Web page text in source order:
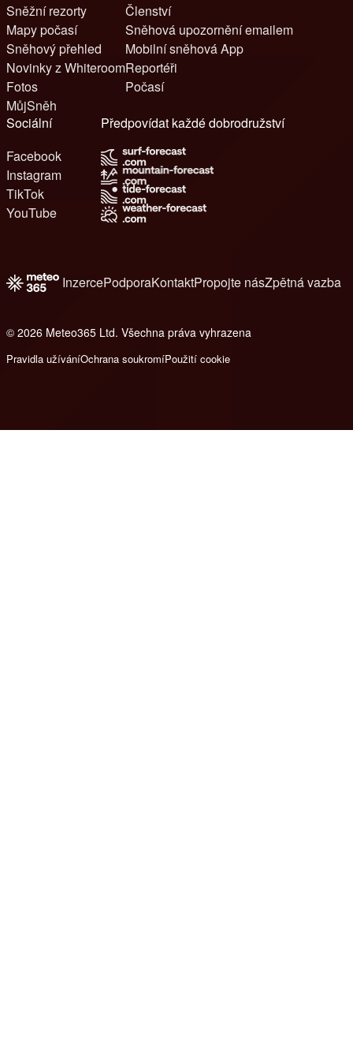
Sněžní rezorty
Mapy počasí
Sněhový přehled
Novinky z Whiteroom
Fotos
MůjSněh
Členství
Sněhová upozornění emailem
Mobilní sněhová App
Reportéři
Počasí
Sociální
Facebook
Instagram
TikTok
YouTube
Předpovídat každé dobrodružství
InzercePodporaKontaktPropojte násZpětná vazba
© 2026 Meteo365 Ltd. Všechna práva vyhrazena
Pravidla užíváníOchrana soukromíPoužití cookie